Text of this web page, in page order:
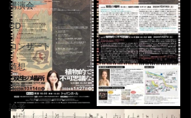
講演会
CD
コンサート
随想
楽譜
論考